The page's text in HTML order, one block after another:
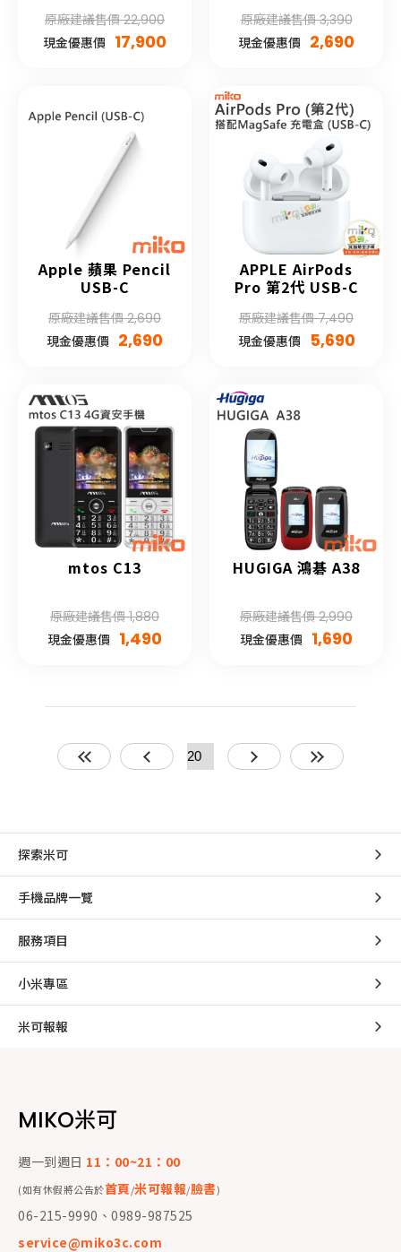
原廠建議售價 22,900
現金優惠價 17,900
原廠建議售價 3,390
現金優惠價 2,690
Apple 蘋果 Pencil
USB-C
原廠建議售價 2,690
現金優惠價 2,690
APPLE AirPods
Pro 第2代 USB-C
原廠建議售價 7,490
現金優惠價
5,690
mtos C13
原廠建議售價 1,880
現金優惠價 1,490
HUGIGA 鴻碁 A38
原廠建議售價 2,990
現金優惠價 1,690
探索米可
手機品牌一覽
服務項目
小米專區
米可報報
MIKO米可
週一到週日 11：00~21：00
(如有休假將公告於首頁/米可報報/臉書)
06-215-9990、0989-987525
service@miko3c.com